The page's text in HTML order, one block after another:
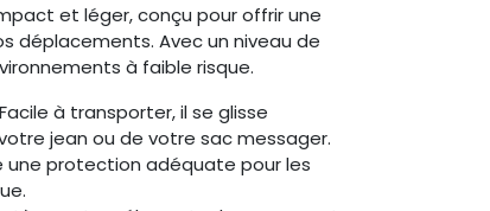
et léger, conçu pour offrir une
déplacements. Avec un niveau de
à faible risque.
à transporter, il se glisse
jean ou de votre sac messager.
une protection adéquate pour les